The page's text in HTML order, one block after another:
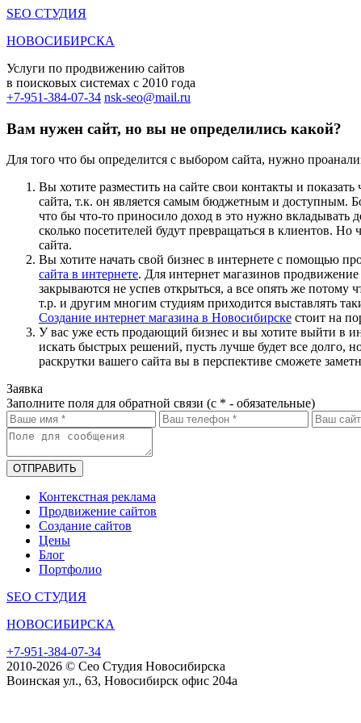
SEO СТУДИЯ
НОВОСИБИРСКА
Услуги по продвижению сайтов
в поисковых системах c 2010 года
+7-951-384-07-34 nsk-seo@mail.ru
Вам нужен сайт, но вы не определились какой?
Для того что бы определится с выбором сайта, нужно
Вы хотите разместить на сайте свои контакты и
сайта, т.к. он является самым бюджетным и доступным.
что бы что-то приносило доход в это нужно вкладывать
сколько посетителей будут превращаться в клиентов.
сайта.
Вы хотите начать свой бизнес в интернете с помощью
сайта в интернете. Для интернет магазинов
закрываются не успев открыться, а все опять же
т.р. и другим многим студиям приходится выставлять
Создание интернет магазина в Новосибирске стоит на
У вас уже есть продающий бизнес и вы хотите выйти в
искать быстрых решений, пусть лучше будет все долго,
раскрутки вашего сайта вы в перспективе сможете
Заявка
Заполните поля для обратной связи (с * - обязательные)
ОТПРАВИТЬ
Контекстная реклама
Продвижение сайтов
Создание сайтов
Цены
Блог
Портфолио
SEO СТУДИЯ
НОВОСИБИРСКА
+7-951-384-07-34
2010-2026 © Сео Студия Новосибирска
Воинская ул., 63, Новосибирск офис 204а